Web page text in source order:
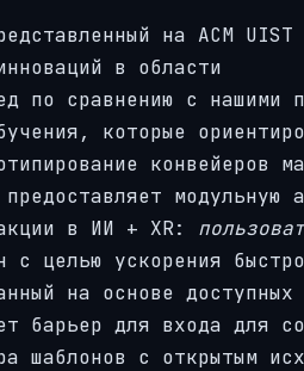
на ACM
в области
по сравнению с нашими
которые
конвейеров
модульную
в ИИ + XR:
целью ускорения
на основе доступных
для входа для
шаблонов с открытым